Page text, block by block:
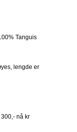
Tanguis
lengde er
nå kr